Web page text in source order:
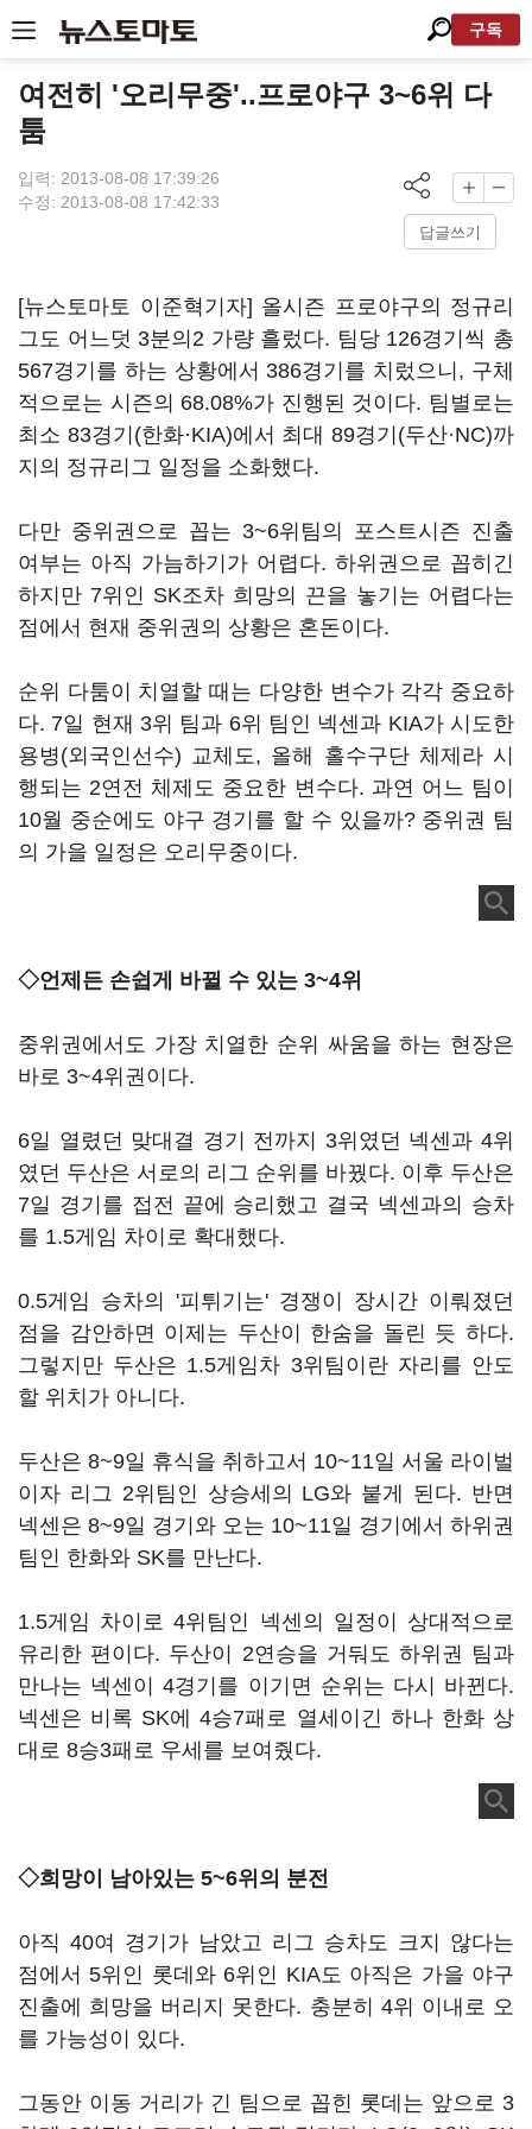
구독
여전히 '오리무중'..프로야구 3~6위 다
툼
입력: 2013-08-08 17:39:26
수정: 2013-08-08 17:42:33
답글쓰기
[뉴스토마토 이준혁기자] 올시즌 프로야구의 정규리
그도 어느덧 3분의2 가량 흘렀다. 팀당 126경기씩 총
567경기를 하는 상황에서 386경기를 치렀으니, 구체
적으로는 시즌의 68.08%가 진행된 것이다. 팀별로는
최소 83경기(한화·KIA)에서 최대 89경기(두산·NC)까
지의 정규리그 일정을 소화했다.
다만 중위권으로 꼽는 3~6위팀의 포스트시즌 진출
여부는 아직 가늠하기가 어렵다. 하위권으로 꼽히긴
하지만 7위인 SK조차 희망의 끈을 놓기는 어렵다는
점에서 현재 중위권의 상황은 혼돈이다.
순위 다툼이 치열할 때는 다양한 변수가 각각 중요하
다. 7일 현재 3위 팀과 6위 팀인 넥센과 KIA가 시도한
용병(외국인선수) 교체도, 올해 홀수구단 체제라 시
행되는 2연전 체제도 중요한 변수다. 과연 어느 팀이
10월 중순에도 야구 경기를 할 수 있을까? 중위권 팀
의 가을 일정은 오리무중이다.
◇언제든 손쉽게 바뀔 수 있는 3~4위
중위권에서도 가장 치열한 순위 싸움을 하는 현장은
바로 3~4위권이다.
6일 열렸던 맞대결 경기 전까지 3위였던 넥센과 4위
였던 두산은 서로의 리그 순위를 바꿨다. 이후 두산은
7일 경기를 접전 끝에 승리했고 결국 넥센과의 승차
를 1.5게임 차이로 확대했다.
0.5게임 승차의 '피튀기는' 경쟁이 장시간 이뤄졌던
점을 감안하면 이제는 두산이 한숨을 돌린 듯 하다.
그렇지만 두산은 1.5게임차 3위팀이란 자리를 안도
할 위치가 아니다.
두산은 8~9일 휴식을 취하고서 10~11일 서울 라이벌
이자 리그 2위팀인 상승세의 LG와 붙게 된다. 반면
넥센은 8~9일 경기와 오는 10~11일 경기에서 하위권
팀인 한화와 SK를 만난다.
1.5게임 차이로 4위팀인 넥센의 일정이 상대적으로
유리한 편이다. 두산이 2연승을 거둬도 하위권 팀과
만나는 넥센이 4경기를 이기면 순위는 다시 바뀐다.
넥센은 비록 SK에 4승7패로 열세이긴 하나 한화 상
대로 8승3패로 우세를 보여줬다.
◇희망이 남아있는 5~6위의 분전
아직 40여 경기가 남았고 리그 승차도 크지 않다는
점에서 5위인 롯데와 6위인 KIA도 아직은 가을 야구
진출에 희망을 버리지 못한다. 충분히 4위 이내로 오
를 가능성이 있다.
그동안 이동 거리가 긴 팀으로 꼽힌 롯데는 앞으로 3